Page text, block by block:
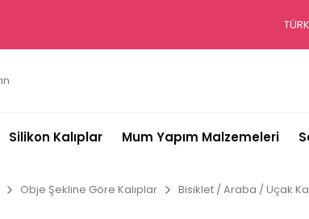
Silikon Kalıplar Mum Yapım Malzemeleri
Obje Şekline Göre Kalıplar Bisiklet / Araba / Uçak